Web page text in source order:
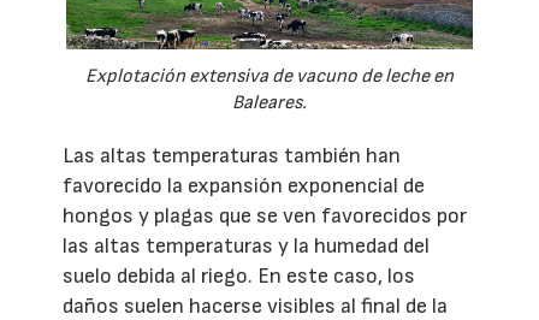
Explotación extensiva de vacuno de leche en
Baleares.
Las altas temperaturas también han
favorecido la expansión exponencial de
hongos y plagas que se ven favorecidos por
las altas temperaturas y la humedad del
suelo debida al riego. En este caso, los
daños suelen hacerse visibles al final de la